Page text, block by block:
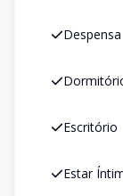
Despensa
Escritório
Estar